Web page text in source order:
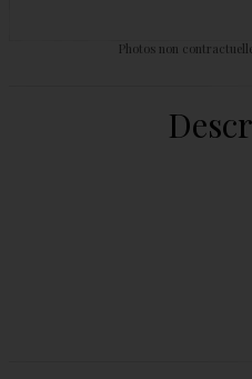
Photos non